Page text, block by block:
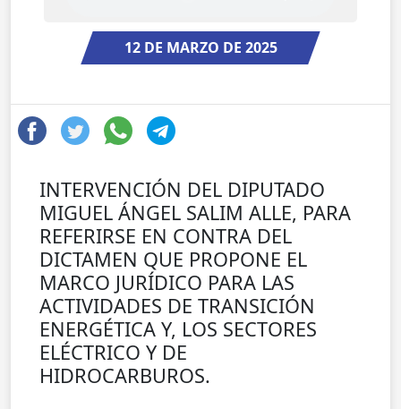
12 DE MARZO DE 2025
INTERVENCIÓN DEL DIPUTADO
MIGUEL ÁNGEL SALIM ALLE, PARA
REFERIRSE EN CONTRA DEL
DICTAMEN QUE PROPONE EL
MARCO JURÍDICO PARA LAS
ACTIVIDADES DE TRANSICIÓN
ENERGÉTICA Y, LOS SECTORES
ELÉCTRICO Y DE
HIDROCARBUROS.